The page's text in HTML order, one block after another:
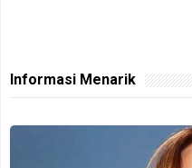
Informasi Menarik